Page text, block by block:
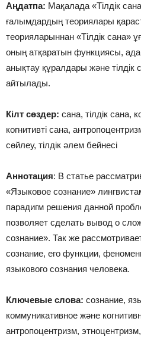
Аңдатпа: Мақалада «Тілдік
ғалымдардың теориялары
теорияларыннан «Тілдік сана»
оның атқаратын функциясы,
анықтау құралдары және тілдік
айтылады.
Кілт сөздер: сана, тілдік сана,
когнитивті сана,
сөйлеу, тілдік әлем бейнесі
Аннотация: В статье
«Языковое сознание»
парадигм решения данной
позволяет сделать вывод о
сознание». Так же
сознание, его функции,
языкового сознания человека.
Ключевые слова: сознание,
коммуникативное және
антропоцентризм,